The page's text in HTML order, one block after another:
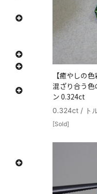
【癒やしの
混ざり合う色
ン 0.324ct
0.324ct / ト
[Sold]